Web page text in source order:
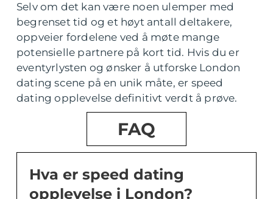
Selv om det kan være noen ulemper med
begrenset tid og et høyt antall deltakere,
oppveier fordelene ved å møte mange
potensielle partnere på kort tid. Hvis du er
eventyrlysten og ønsker å utforske London
dating scene på en unik måte, er speed
dating opplevelse definitivt verdt å prøve.
FAQ
Hva er speed dating
opplevelse i London?